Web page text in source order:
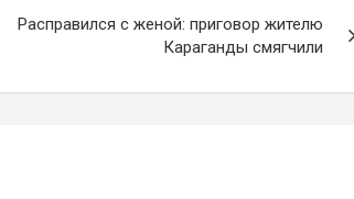
Расправился с женой: приговор жителю
Караганды смягчили